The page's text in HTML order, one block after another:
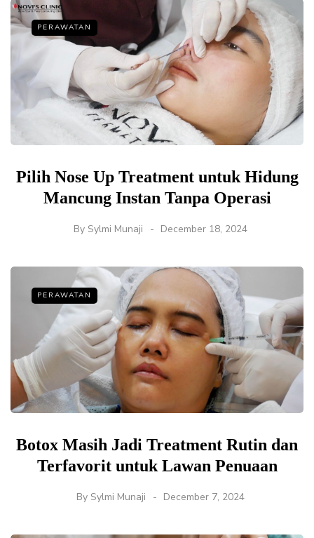
PERAWATAN
Pilih Nose Up Treatment untuk Hidung
Mancung Instan Tanpa Operasi
By Sylmi Munaji December 18, 2024
PERAWATAN
Botox Masih Jadi Treatment Rutin dan
Terfavorit untuk Lawan Penuaan
By Sylmi Munaji December 7, 2024